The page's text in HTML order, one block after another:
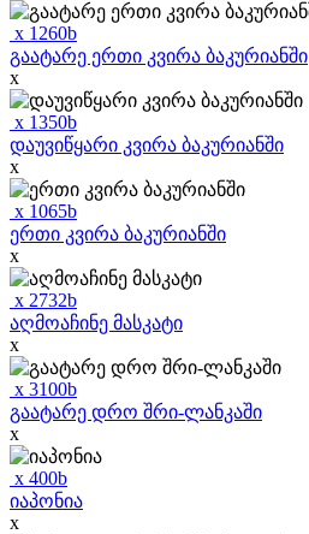
x 1260b
გაატარე ერთი კვირა ბაკურიანში
x
x 1350b
დაუვიწყარი კვირა ბაკურიანში
x
x 1065b
ერთი კვირა ბაკურიანში
x
x 2732b
აღმოაჩინე მასკატი
x
x 3100b
გაატარე დრო შრი-ლანკაში
x
x 400b
იაპონია
x